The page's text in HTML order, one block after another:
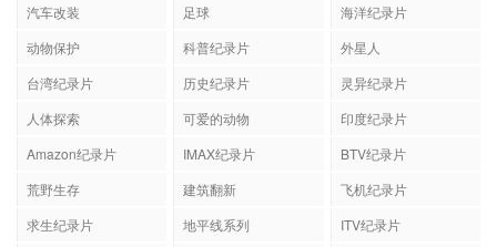
汽车改装
足球
海洋纪录片
动物保护
科普纪录片
外星人
台湾纪录片
历史纪录片
灵异纪录片
人体探索
可爱的动物
印度纪录片
Amazon纪录片
IMAX纪录片
BTV纪录片
荒野生存
建筑翻新
飞机纪录片
求生纪录片
地平线系列
ITV纪录片